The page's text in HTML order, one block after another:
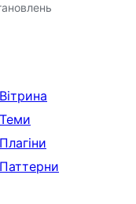
Вітрина
Теми
Плагіни
Паттерни